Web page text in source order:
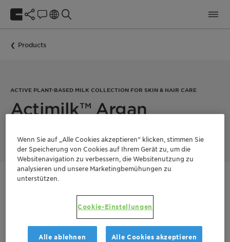
Products
ACTIVE PLANT-BASED MILK COLLECTION FOR SKIN & HAIR CARE
Actimilk™ Argan
Documentation
Wenn Sie auf „Alle Cookies akzeptieren“ klicken, stimmen Sie
der Speicherung von Cookies auf Ihrem Gerät zu, um die
Websitenavigation zu verbessern, die Websitenutzung zu
analysieren und unsere Marketingbemühungen zu
unterstützen.
Cookie-Einstellungen
Alle ablehnen Alle Cookies akzeptieren